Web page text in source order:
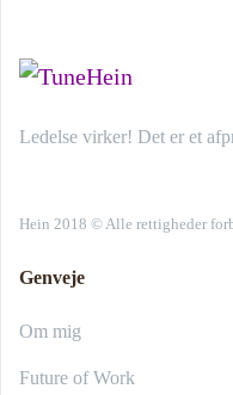
Ledelse virker! Det er et
Hein 2018 © Alle rettigheder
Genveje
Om mig
Future of Work